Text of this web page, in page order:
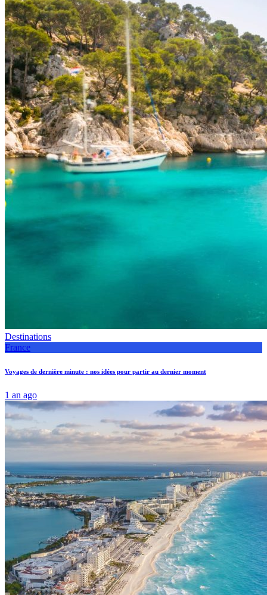
Destinations
France
Voyages de dernière minute : nos idées pour partir au dernier moment
1 an ago